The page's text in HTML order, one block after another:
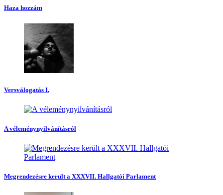
Haza hozzám
Versválogatás I.
A véleménynyilvánításról
Megrendezésre került a XXXVII. Hallgatói Parlament